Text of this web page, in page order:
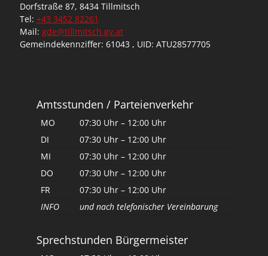
Dorfstraße 87, 8434 Tillmitsch
Tel: +43 3452 82261
Mail: gde@tillmitsch.gv.at
Gemeindekennziffer: 61043 , UID: ATU28577705
Amtsstunden / Parteienverkehr
MO
07:30 Uhr – 12:00 Uhr
DI
07:30 Uhr – 12:00 Uhr
MI
07:30 Uhr – 12:00 Uhr
DO
07:30 Uhr – 12:00 Uhr
FR
07:30 Uhr – 12:00 Uhr
INFO
und nach telefonischer Vereinbarung
Sprechstunden Bürgermeister